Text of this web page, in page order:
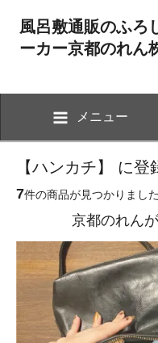
風呂敷通販のふろ
ーカー京都のれん
メニュー
【ハンカチ】 に
7件の商品が見つかりました
京都のれん